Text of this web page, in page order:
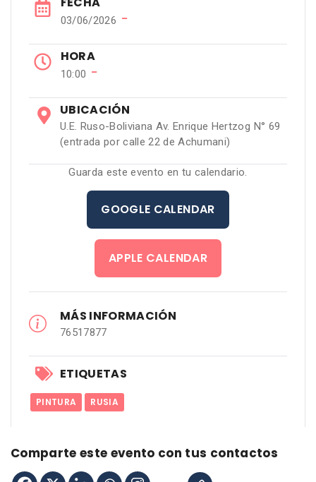
03/06/2026 −
HORA
10:00 −
UBICACIÓN
U.E. Ruso-Boliviana Av. Enrique Hertzog N° 69
(entrada por calle 22 de Achumani)
Guarda este evento en tu calendario.
GOOGLE CALENDAR
APPLE CALENDAR
MÁS INFORMACIÓN
76517877
ETIQUETAS
PINTURA RUSIA
Comparte este evento con tus contactos